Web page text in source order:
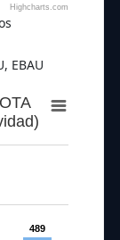
Highcharts.com
EBAU
489